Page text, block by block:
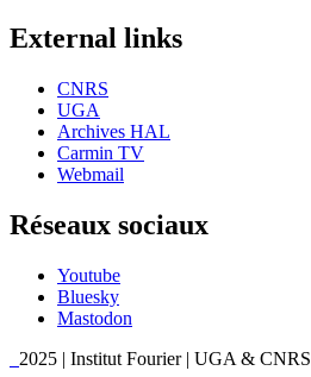
External links
CNRS
UGA
Archives HAL
Carmin TV
Webmail
Réseaux sociaux
Youtube
Bluesky
Mastodon
2025 | Institut Fourier | UGA & CNRS